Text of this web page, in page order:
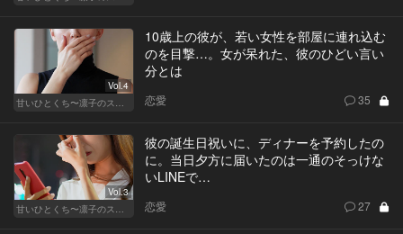
Vol.4
10歳上の彼が、若い女性を部屋に連れ込む
のを目撃…。女が呆れた、彼のひどい言い
分とは
恋愛 35
Vol.3
彼の誕生日祝いに、ディナーを予約したの
に。当日夕方に届いたのは一通のそっけな
いLINEで…
恋愛 27